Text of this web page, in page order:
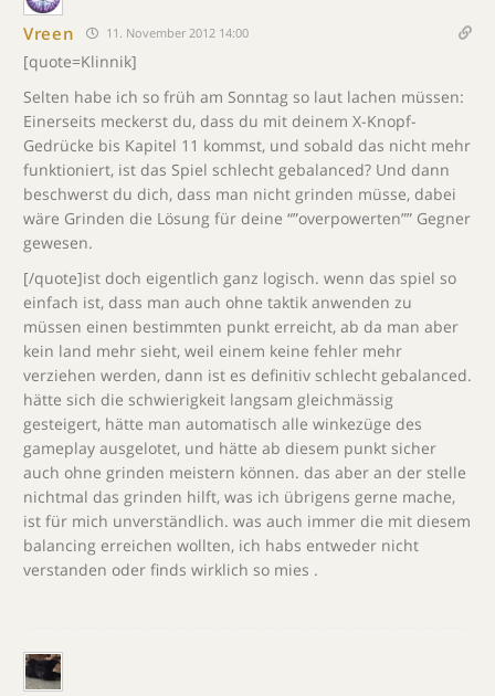
Vreen 11. November 2012 14:00
[quote=Klinnik]
Selten habe ich so früh am Sonntag so laut lachen müssen:
Einerseits meckerst du, dass du mit deinem X-Knopf-
Gedrücke bis Kapitel 11 kommst, und sobald das nicht mehr
funktioniert, ist das Spiel schlecht gebalanced? Und dann
beschwerst du dich, dass man nicht grinden müsse, dabei
wäre Grinden die Lösung für deine “”overpowerten”” Gegner
gewesen.
[/quote]ist doch eigentlich ganz logisch. wenn das spiel so
einfach ist, dass man auch ohne taktik anwenden zu
müssen einen bestimmten punkt erreicht, ab da man aber
kein land mehr sieht, weil einem keine fehler mehr
verziehen werden, dann ist es definitiv schlecht gebalanced.
hätte sich die schwierigkeit langsam gleichmässig
gesteigert, hätte man automatisch alle winkezüge des
gameplay ausgelotet, und hätte ab diesem punkt sicher
auch ohne grinden meistern können. das aber an der stelle
nichtmal das grinden hilft, was ich übrigens gerne mache,
ist für mich unverständlich. was auch immer die mit diesem
balancing erreichen wollten, ich habs entweder nicht
verstanden oder finds wirklich so mies .